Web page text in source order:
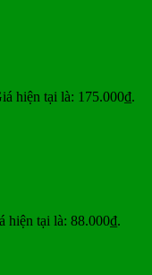
hiện tại là: 175.000₫.
hiện tại là: 88.000₫.